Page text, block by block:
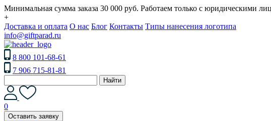
Минимальная сумма заказа 30 000 руб. Работаем только с юридическими
+
Доставка и оплата О нас Блог Контакты Типы нанесения логотипа
info@giftparad.ru
8 800 101-68-61
7 906 715-81-81
Найти
0
Оставить заявку